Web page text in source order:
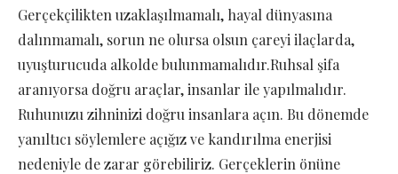
Gerçekçilikten uzaklaşılmamalı, hayal dünyasına
dalınmamalı, sorun ne olursa olsun çareyi ilaçlarda,
uyuşturucuda alkolde bulunmamalıdır.Ruhsal şifa
aranıyorsa doğru araçlar, insanlar ile yapılmalıdır.
Ruhunuzu zihninizi doğru insanlara açın. Bu dönemde
yanıltıcı söylemlere açığız ve kandırılma enerjisi
nedeniyle de zarar görebiliriz. Gerçeklerin önüne